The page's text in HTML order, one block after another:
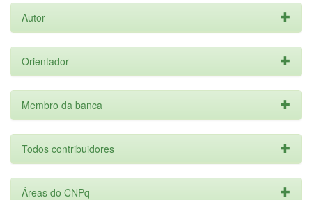
Autor
Orientador
Membro da banca
Todos contribuidores
Áreas do CNPq